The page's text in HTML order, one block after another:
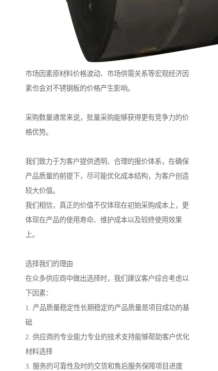
市场因素原材料价格波动、市场供需关系等宏观经济因
素也会对不锈钢板的价格产生影响。
采购数量通常来说，批量采购能够获得更有竞争力的价
格优势。
我们致力于为客户提供透明、合理的报价体系，在确保
产品质量的前提下，尽可能优化成本结构，为客户创造
较大价值。
我们相信，真正的价值不仅体现在初始采购成本上，更
体现在产品的使用寿命、维护成本以及较终使用效果
上。
选择我们的理由
在众多供应商中做出选择时，我们建议客户综合考虑以
下因素：
1. 产品质量稳定性长期稳定的产品质量是项目成功的基
础
2. 供应商的专业能力专业的技术支持能够帮助客户优化
材料选择
3. 服务的可靠性及时的交货和售后服务保障项目进度